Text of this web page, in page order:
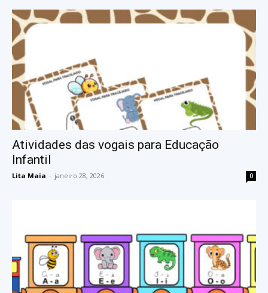
Atividades das vogais para Educação
Infantil
Lita Maia - janeiro 28, 2026 0